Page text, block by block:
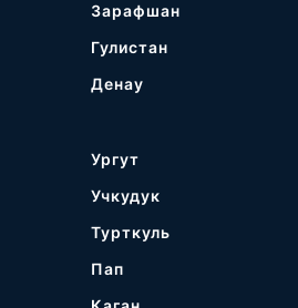
Зарафшан
Гулистан
Денау
Ургут
Учкудук
Турткуль
Пап